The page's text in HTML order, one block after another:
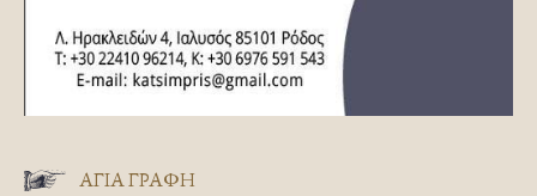
ΑΓΊΑ ΓΡΑΦΉ